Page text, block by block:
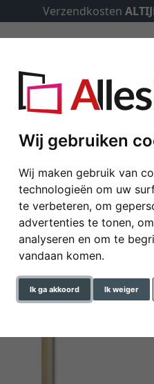
Wij gebruiken
Wij maken gebruik van
technologieën om uw
te verbeteren, om
advertenties te tonen,
analyseren en om te
vandaan komen.
Ik ga akkoord Ik weiger
Verzendkosten
Kaders op maat Passe-